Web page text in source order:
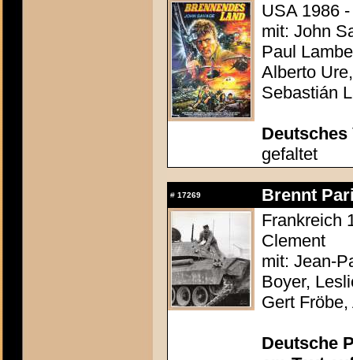
USA 1986
mit: John
Paul
Alberto
Sebastián
gefaltet
# 17269
Brennt
Frankreich
Clement
mit: Jean-
Boyer,
Gert
Deutsche